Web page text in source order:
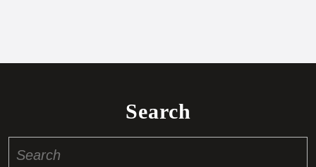
Search
for: